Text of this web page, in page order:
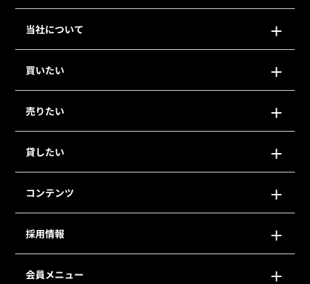
当社について
買いたい
売りたい
貸したい
コンテンツ
採用情報
会員メニュー